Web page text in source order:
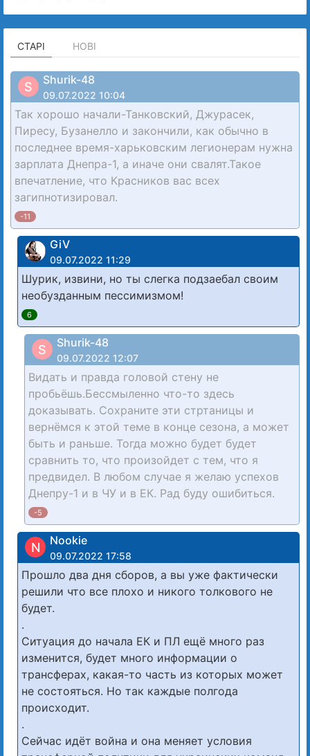
СТАРІ НОВІ
S Shurik-48
09.07.2022 10:04
Так хорошо начали-Танковский, Джурасек,
Пиресу, Бузанелло и закончили, как обычно в
последнее время-харьковским легионерам нужна
зарплата Днепра-1, а иначе они свалят.Такое
впечатление, что Красников вас всех
загипнотизировал.
-11
GiV
09.07.2022 11:29
Шурик, извини, но ты слегка подзаебал своим
необузданным пессимизмом!
6
S Shurik-48
09.07.2022 12:07
Видать и правда головой стену не
пробьёшь.Бессмыленно что-то здесь
доказывать. Сохраните эти стртаницы и
вернёмся к этой теме в конце сезона, а может
быть и раньше. Тогда можно будет будет
сравнить то, что произойдет с тем, что я
предвидел. В любом случае я желаю успехов
Днепру-1 и в ЧУ и в ЕК. Рад буду ошибиться.
-5
N Nookie
09.07.2022 17:58
Прошло два дня сборов, а вы уже фактически
решили что все плохо и никого толкового не
будет.
.
Ситуация до начала ЕК и ПЛ ещё много раз
изменится, будет много информации о
трансферах, какая-то часть из которых может
не состояться. Но так каждые полгода
происходит.
.
Сейчас идёт война и она меняет условия